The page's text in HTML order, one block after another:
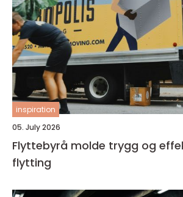
inspiration
05. July 2026
Flyttebyrå molde trygg og effektiv hjelp til
flytting